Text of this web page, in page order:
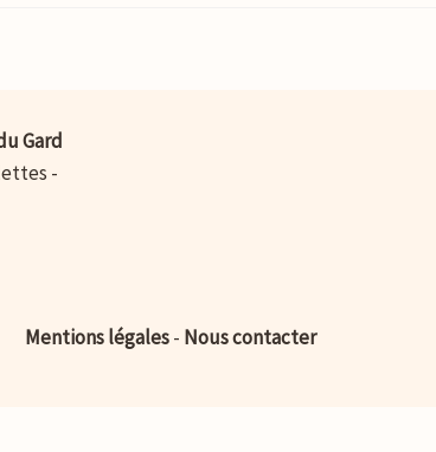
Gard
-
Mentions légales- Nous contacter